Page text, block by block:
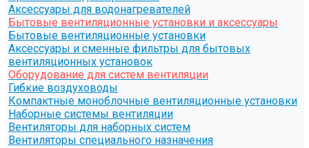
Аксессуары для водонагревателей
Бытовые вентиляционные установки и аксессуары
Бытовые вентиляционные установки
Аксессуары и сменные фильтры для бытовых
вентиляционных установок
Оборудование для систем вентиляции
Гибкие воздуховоды
Компактные моноблочные вентиляционные установки
Наборные системы вентиляции
Вентиляторы для наборных систем
Вентиляторы специального назначения